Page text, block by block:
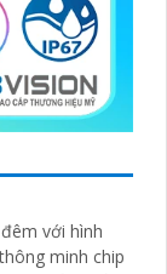
với hình
minh chip